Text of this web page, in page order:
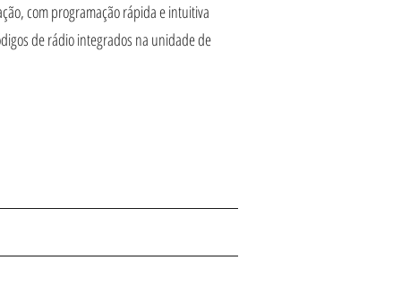
com programação rápida e intuitiva
de rádio integrados na unidade de